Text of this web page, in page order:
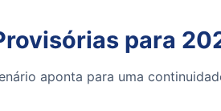
para
aponta para uma